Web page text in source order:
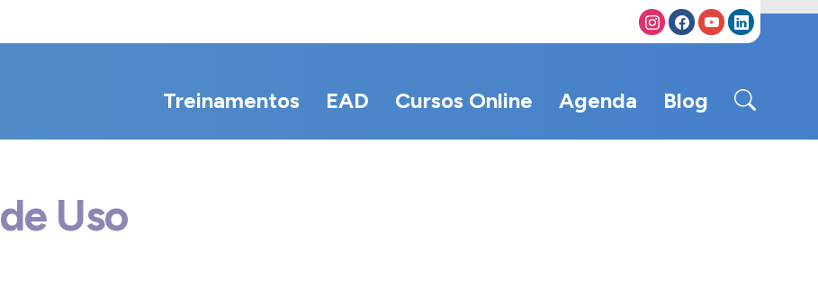
Treinamentos EAD Cursos Online Agenda Blog
Uso